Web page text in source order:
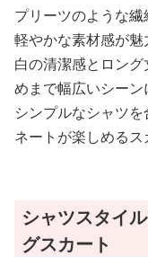
プリーツのような
軽やかな素材感が魅
白の清潔感とロン
めまで幅広いシーン
シンプルなシャツ
ネートが楽しめるス
シャツスタイ
グスカート